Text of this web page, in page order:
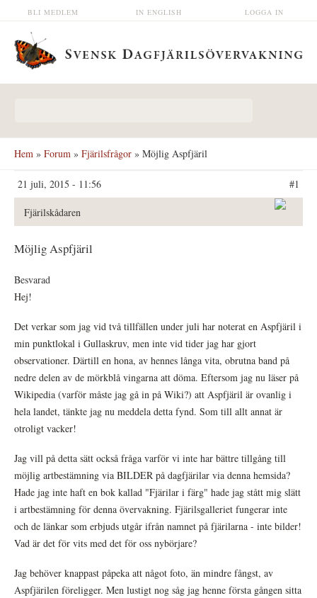
Hoppa till huvudinnehåll LOGGA IN
IN ENGLISH
BLI MEDLEM
Hem » Forum » Fjärilsfrågor » Möjlig Aspfjäril
21 juli, 2015 - 11:56 #1
Fjärilskådaren
Möjlig Aspfjäril
Besvarad
Hej!
Det verkar som jag vid två tillfällen under juli har noterat en Aspfjäril i
min punktlokal i Gullaskruv, men inte vid tider jag har gjort
observationer. Därtill en hona, av hennes långa vita, obrutna band på
nedre delen av de mörkblå vingarna att döma. Eftersom jag nu läser på
Wikipedia (varför måste jag gå in på Wiki?) att Aspfjäril är ovanlig i
hela landet, tänkte jag nu meddela detta fynd. Som till allt annat är
otroligt vacker!
Jag vill på detta sätt också fråga varför vi inte har bättre tillgång till
möjlig artbestämning via BILDER på dagfjärilar via denna hemsida?
Hade jag inte haft en bok kallad "Fjärilar i färg" hade jag stått mig slätt
i artbestämning för denna övervakning. Fjärilsgalleriet fungerar inte
och de länkar som erbjuds utgår ifrån namnet på fjärilarna - inte bilder!
Vad är det för vits med det för oss nybörjare?
Jag behöver knappast påpeka att något foto, än mindre fångst, av
Aspfjärilen föreligger. Men lustigt nog såg jag henne första gången sitta